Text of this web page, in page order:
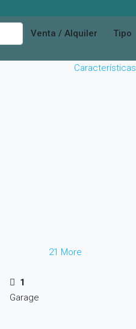
Venta / Alquiler Tipo
Características
21 More
1
Garage